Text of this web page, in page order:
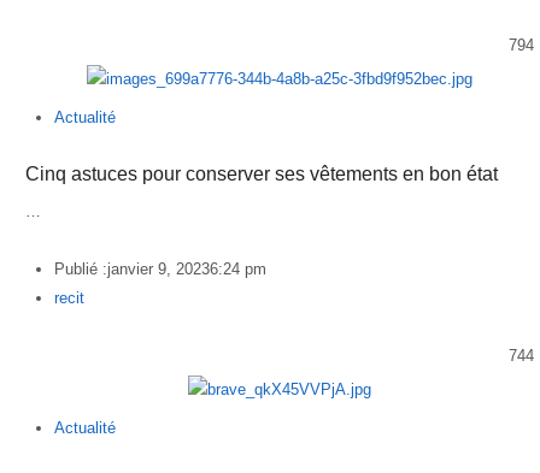
794
Actualité
Cinq astuces pour conserver ses vêtements en bon état
…
Publié :janvier 9, 20236:24 pm
Author
recit
744
Actualité